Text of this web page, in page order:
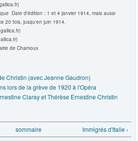
Date d'édition : 1 et 4 janvier 1914, mais aussi
20 fois, jusqu'en juin 1914.
de Chamoux
Christin (avec Jeanne Gaudron)
lors de la grève de 1920 à l'Opéra
Claray et Thérèse Ernestine Christin
sommaire Immigrés d'Italie ›